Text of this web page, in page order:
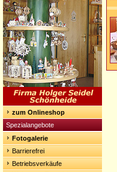
zum Onlineshop
Spezialangebote
Fotogalerie
Barrierefrei
Betriebsverkäufe